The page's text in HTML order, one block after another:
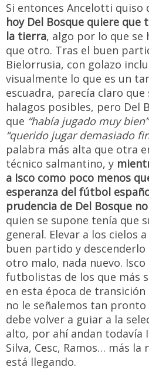
Si entonces Ancelotti quiso
hoy Del Bosque quiere que
la tierra, algo por lo que se
que otro. Tras el buen
Bielorrusia, con golazo
visualmente lo que es un
escuadra, parecía claro
halagos posibles, pero Del
que “había jugado muy bien”
“querido jugar demasiado
palabra más alta que otra
técnico salmantino, y
a Isco como poco menos
esperanza del fútbol
prudencia de Del Bosque
quien se supone tenía que
general. Elevar a los cielos
buen partido y
otro malo, nada nuevo. Isco
futbolistas de los que más
en esta época de
no le señalemos tan pronto
debe volver a guiar a la
alto, por ahí andan todavía
Silva, Cesc, Ramos… más la
está llegando.